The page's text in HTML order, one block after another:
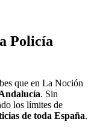
Policía
que en La Noción
. Sin
los límites de
de toda España.